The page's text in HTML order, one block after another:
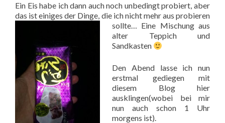
Ein Eis habe ich dann auch noch unbedingt probiert, aber
das ist einiges der Dinge, die ich nicht mehr aus probieren
sollte… Eine Mischung aus
alter Teppich und
Sandkasten
Den Abend lasse ich nun
erstmal gediegen mit
diesem Blog hier
ausklingen(wobei bei mir
nun auch schon 1 Uhr
morgens ist).